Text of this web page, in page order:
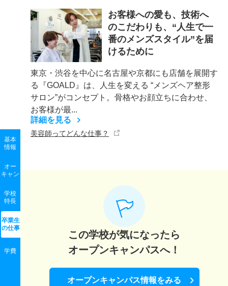
基本
情報
オー
キャン
学校
特長
卒業生
の仕事
学費
お客様への愛も、技術へ
のこだわりも、“人生で一
番のメンズスタイル”を届
けるために
東京・渋谷を中心に名古屋や京都にも店舗を展開す
る『GOALD』は、人生を変える “メンズヘア整形
サロン”がコンセプト。骨格やお顔立ちに合わせ、
お客様が最...
詳細を見る
美容師ってどんな仕事？
この学校が気になったら
オープンキャンパスへ！
オープンキャンパス情報をみる